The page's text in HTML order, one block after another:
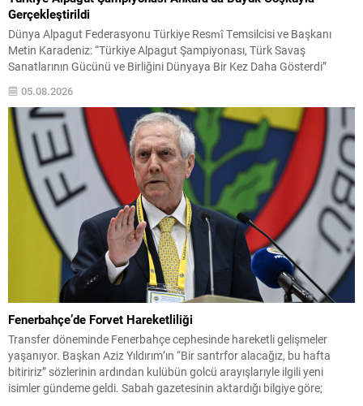
Gerçekleştirildi
Dünya Alpagut Federasyonu Türkiye Resmî Temsilcisi ve Başkanı
Metin Karadeniz: “Türkiye Alpagut Şampiyonası, Türk Savaş
Sanatlarının Gücünü ve Birliğini Dünyaya Bir Kez Daha Gösterdi”
organize edilen 2026 Türkiye Alpagut Şampiyonası, 30 Temmuz–2
Ağustos 2026 tarihleri arasında Ankara Keçiören Taha Akgül Spor
Salonu’nda büyük...
05.08.2026
Fenerbahçe’de Forvet Hareketliliği
Transfer döneminde Fenerbahçe cephesinde hareketli gelişmeler
yaşanıyor. Başkan Aziz Yıldırım’ın “Bir santrfor alacağız, bu hafta
bitiririz” sözlerinin ardından kulübün golcü arayışlarıyle ilgili yeni
isimler gündeme geldi. Sabah gazetesinin aktardığı bilgiye göre;